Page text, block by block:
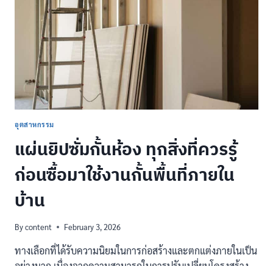
อุตสาหกรรม
แผ่นยิปซั่มกั้นห้อง ทุกสิ่งที่ควรรู้
ก่อนซื้อมาใช้งานกั้นพื้นที่ภายใน
บ้าน
Bycontent February 3, 2026
ทางเลือกที่ได้รับความนิยมในการก่อสร้างและตกแต่งภายในเป็น